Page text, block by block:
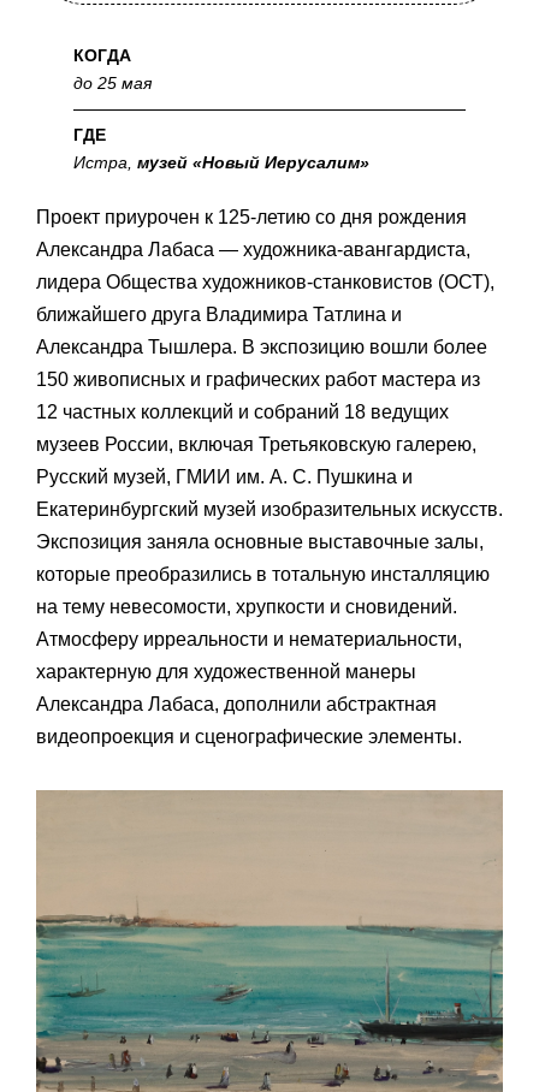
КОГДА
до 25 мая
ГДЕ
Истра, музей «Новый Иерусалим»
Проект приурочен к 125-летию со дня рождения
Александра Лабаса — художника-авангардиста,
лидера Общества художников-станковистов (ОСТ),
ближайшего друга Владимира Татлина и
Александра Тышлера. В экспозицию вошли более
150 живописных и графических работ мастера из
12 частных коллекций и собраний 18 ведущих
музеев России, включая Третьяковскую галерею,
Русский музей, ГМИИ им. А. С. Пушкина и
Екатеринбургский музей изобразительных искусств.
Экспозиция заняла основные выставочные залы,
которые преобразились в тотальную инсталляцию
на тему невесомости, хрупкости и сновидений.
Атмосферу ирреальности и нематериальности,
характерную для художественной манеры
Александра Лабаса, дополнили абстрактная
видеопроекция и сценографические элементы.